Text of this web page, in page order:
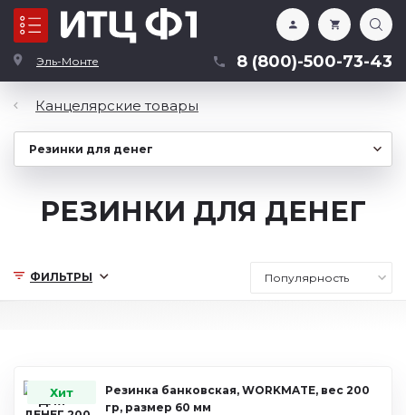
Эль-Монте 8 (800)-500-73-43
Каталог
ФИЛЬТРЫ
Канцелярские товары
РЕЗИНКИ ДЛЯ ДЕНЕГ
Хит
Резинка банковская, WORKMATE, вес 200
гр, размер 60 мм